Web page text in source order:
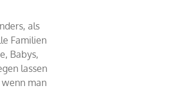
als
Familien
Babys,
lassen
man